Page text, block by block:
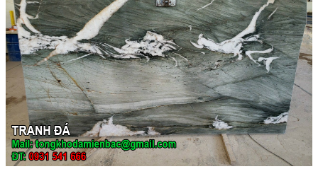
Đá Granite Màu Xám
Đá Granite Màu Đen
Đá Granite Màu Xanh
Đá Granite Màu Nâu
Đá Granite Màu Đỏ
Đá Travertine